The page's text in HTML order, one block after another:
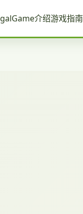
galGame介绍游戏指南